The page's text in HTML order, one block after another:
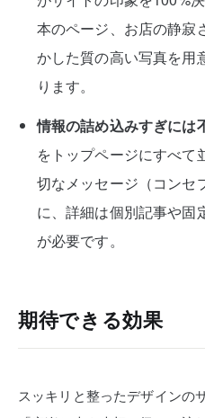
本のページ、お店の静寂
かした質の高い写真を用
ります。
情報の詰め込みすぎには
をトップページにすべて
切なメッセージ（コンセ
に、詳細は個別記事や固
が必要です。
期待できる効果
スッキリと整ったデザインの